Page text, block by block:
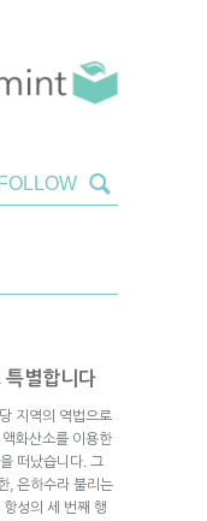
특별합니다
지역의 역법으로
화산소를 이용한
떠났습니다. 그
, 은하수라 불리는
성의 세 번째 행